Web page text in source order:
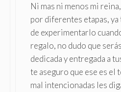
Ni mas ni menos mi
por diferentes etapas,
de experimentarlo
regalo, no dudo que
dedicada y entregada a
te aseguro que ese es el
mal intencionadas les